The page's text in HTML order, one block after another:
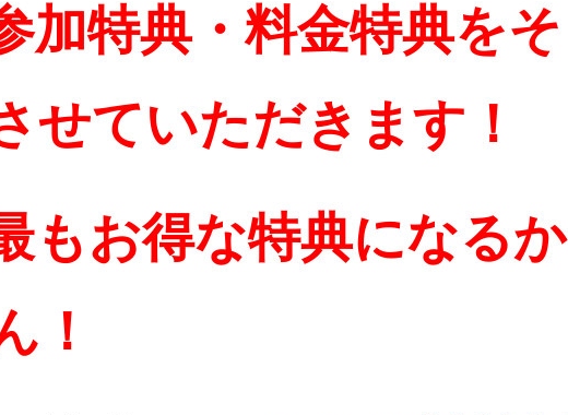
加特典・料金特典をそ
せていただきます！
もお得な特典になるか
！